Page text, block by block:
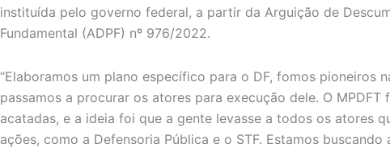
instituída pelo governo federal, a partir da Arguição de
Fundamental (ADPF) nº 976/2022.
“Elaboramos um plano específico para o DF, fomos pioneiros
passamos a procurar os atores para execução dele. O MPDFT
acatadas, e a ideia foi que a gente levasse a todos os atores
ações, como a Defensoria Pública e o STF. Estamos